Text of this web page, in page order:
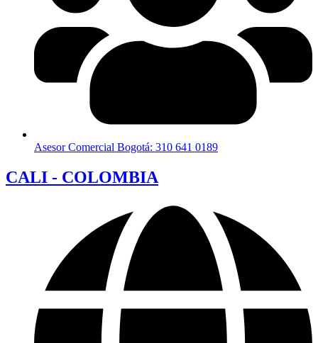
Asesor Comercial Bogotá: 310 641 0189
CALI - COLOMBIA